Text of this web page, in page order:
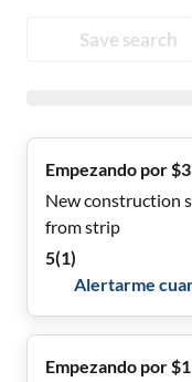
Save search
Empezando por
New construction
from strip
5(1)
Alertarme
Empezando por